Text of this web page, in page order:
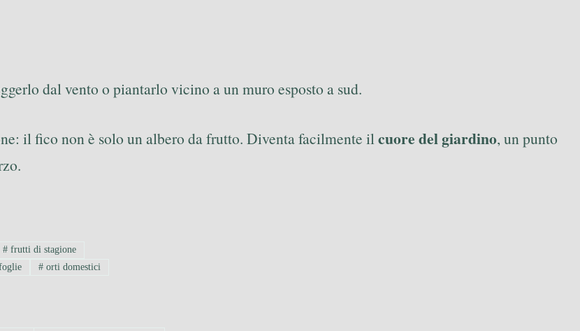
dal vento o piantarlo vicino a un muro esposto a sud.
il fico non è solo un albero da frutto. Diventa facilmente il cuore del giardino, un punto
#frutti di stagione
# orti domestici